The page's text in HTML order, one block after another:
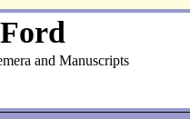
and Manuscripts